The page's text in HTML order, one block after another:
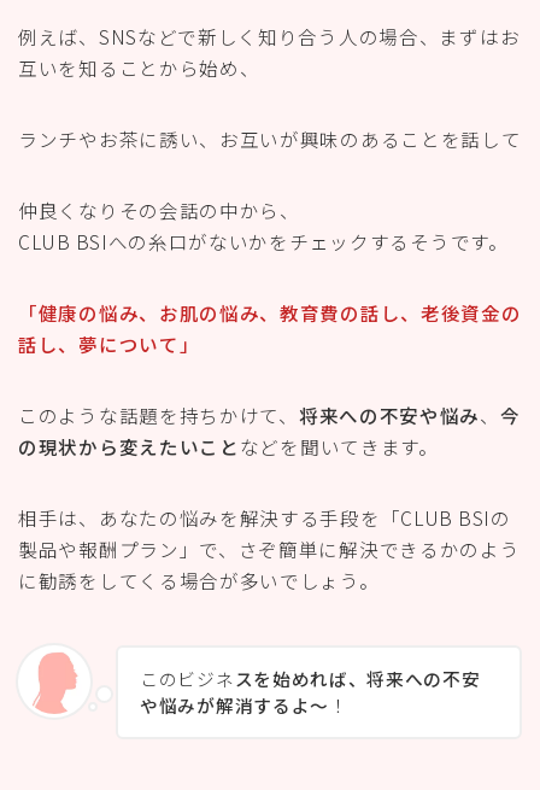
例えば、SNSなどで新しく知り合う人の場合、まずはお
互いを知ることから始め、
ランチやお茶に誘い、お互いが興味のあることを話して
仲良くなりその会話の中から、
CLUB BSIへの糸口がないかをチェックするそうです。
「健康の悩み、お肌の悩み、教育費の話し、老後資金の
話し、夢について」
このような話題を持ちかけて、 将来への不安や悩み、 今
の現状から変えたいことなどを聞いてきます。
相手は、あなたの悩みを解決する手段を「CLUB BSIの
製品や報酬プラン」で、さぞ簡単に解決できるかのよう
に勧誘をしてくる場合が多いでしょう。
このビジネスを始めれば、将来への不安
や悩みが解消するよ〜 ！